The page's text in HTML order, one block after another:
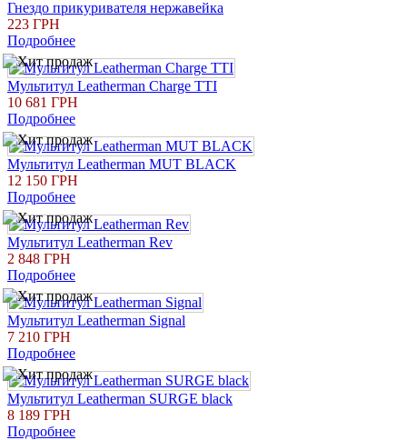
Гнездо прикуривателя нержавейка
223 ГРН
Подробнее
Мультитул Leatherman Charge TTI
10 681 ГРН
Подробнее
Мультитул Leatherman MUT BLACK
12 150 ГРН
Подробнее
Мультитул Leatherman Rev
2 848 ГРН
Подробнее
Мультитул Leatherman Signal
7 210 ГРН
Подробнее
Мультитул Leatherman SURGE black
8 189 ГРН
Подробнее